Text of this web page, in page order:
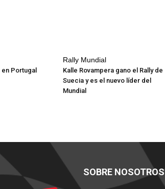
en Portugal
Rally Mundial
Kalle Rovampera gano el Rally de
Suecia y es el nuevo líder del
Mundial
SOBRE NOSOTROS